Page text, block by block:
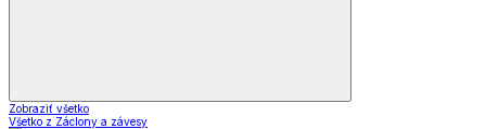
Zobraziť všetko
Všetko z Záclony a závesy